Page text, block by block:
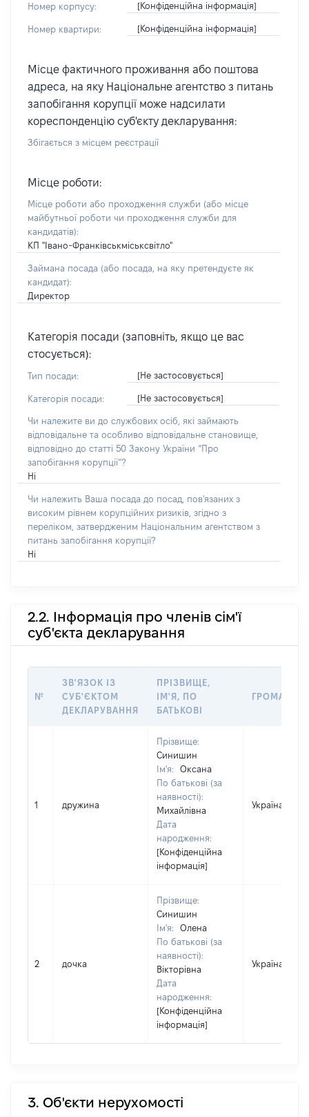
Номер корпусу: [Конфіденційна інформація]
Номер квартири: [Конфіденційна інформація]
Місце фактичного проживання або поштова
адреса, на яку Національне агентство з питань
запобігання корупції може надсилати
кореспонденцію суб'єкту декларування:
Збігається з місцем реєстрації
Місце роботи:
Місце роботи або проходження служби (або місце
майбутньої роботи чи проходження служби для
кандидатів):
КП "Івано-Франківськміськсвітло"
Займана посада (або посада, на яку претендуєте як
кандидат):
Директор
Категорія посади (заповніть, якщо це вас
стосується):
Тип посади: [Не застосовується]
Категорія посади: [Не застосовується]
Чи належите ви до службових осіб, які займають
відповідальне та особливо відповідальне становище,
відповідно до статті 50 Закону України “Про
запобігання корупції”?
Ні
Чи належить Ваша посада до посад, пов'язаних з
високим рівнем корупційних ризиків, згідно з
переліком, затвердженим Національним агентством з
питань запобігання корупції?
Ні
2.2. Інформація про членів сім'ї
суб'єкта декларування
№
ЗВ'ЯЗОК ІЗ
СУБ'ЄКТОМ
ДЕКЛАРУВАННЯ
ПРІЗВИЩЕ,
ІМ'Я, ПО
БАТЬКОВІ
1 дружина
Прізвище:
Синишин
Ім'я:
Оксана
По батькові (за
наявності):
Михайлівна
Дата
народження:
[Конфіденційна
інформація]
Україна
2 дочка
Прізвище:
Синишин
Ім'я:
Олена
По батькові (за
наявності):
Вікторівна
Дата
народження:
[Конфіденційна
інформація]
Україна
3. Об'єкти нерухомості